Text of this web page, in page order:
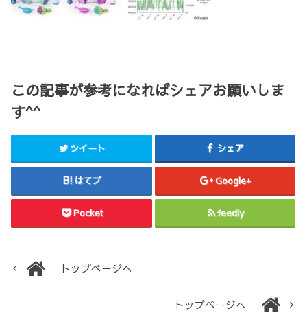
この記事が参考になればシェアお願いしま
す^^
ツイート シェア
はてブ Google+
Pocket feedly
トップページへ
トップページへ